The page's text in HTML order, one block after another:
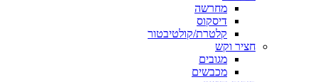
מחרשה
דיסקוס
קלטרת/קולטיבטור
חציר וקש
מגובים
מכבשים